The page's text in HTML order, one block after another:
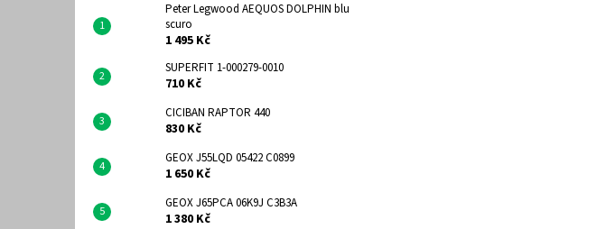
Peter Legwood AEQUOS DOLPHIN blu
scuro
1 495 Kč
SUPERFIT 1-000279-0010
710 Kč
CICIBAN RAPTOR 440
830 Kč
GEOX J55LQD 05422 C0899
1 650 Kč
GEOX J65PCA 06K9J C3B3A
1 380 Kč